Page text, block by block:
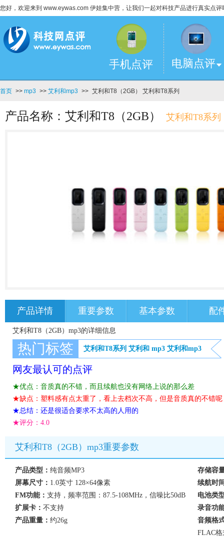
您好，欢迎来到 www.eywas.com 伊娃集中营，让我们一起对科技产品进行真实点评
手机点评 电脑点评
首页 >> mp3 >> 艾利和mp3 >> 艾利和T8（2GB） 艾利和T8系列
产品名称：艾利和T8（2GB） 艾利和T8系列
产品详情 重要参数 基本参数 配
艾利和T8（2GB）mp3的详细信息
热门标签 艾利和T8系列 艾利和 mp3 艾利和mp3
网友最认可的点评
★优点：音质真的不错，而且续航也没有网络上说的那么差
★缺点：塑料感有点太重了，看上去档次不高，但是音质真的不错呢
★总结：还是很适合要求不太高的人用的
★评分： 4.0
艾利和T8（2GB）mp3重要参数
产品类型： 纯音频MP3
存储容
屏幕尺寸： 1.0英寸 128×64像素
续航时
FM功能： 支持，频率范围：87.5-108MHz，信噪比50dB
电池类
扩展卡： 不支持
录音功
产品重量： 约26g
音频格
FLAC格